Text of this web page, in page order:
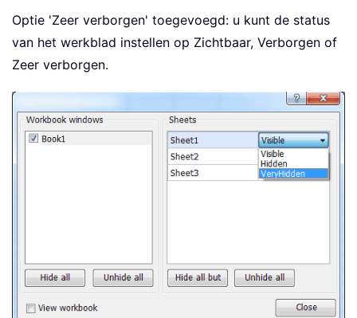
Optie 'Zeer verborgen' toegevoegd: u kunt de status
van het werkblad instellen op Zichtbaar, Verborgen of
Zeer verborgen.